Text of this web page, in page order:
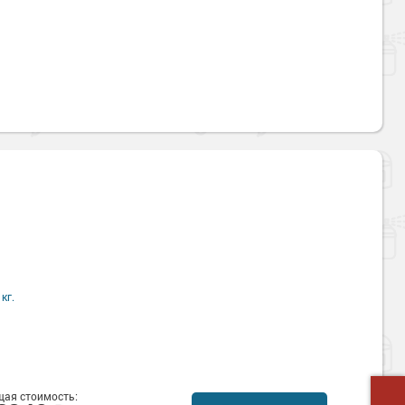
стоимость: